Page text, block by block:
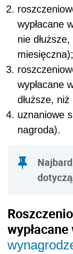
wypłacane
nie
miesięczna);
wypłacane
dłuższe,
uznaniowe
nagroda).